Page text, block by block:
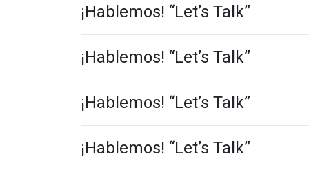
¡Hablemos! “Let’s Talk”
¡Hablemos! “Let’s Talk”
¡Hablemos! “Let’s Talk”
¡Hablemos! “Let’s Talk”